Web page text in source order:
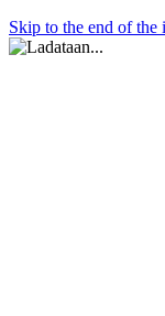
Skip to the end of the